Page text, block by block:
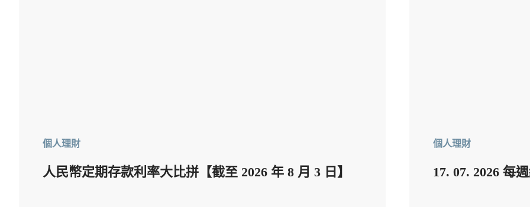
個人理財
人民幣定期存款利率大比拼【截至 2026 年 8 月 3 日】
個人理財
17. 07. 2026 每